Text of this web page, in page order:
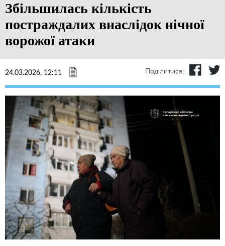
Збільшилась кількість
постраждалих внаслідок нічної
ворожої атаки
24.03.2026, 12:11 Поділитися: